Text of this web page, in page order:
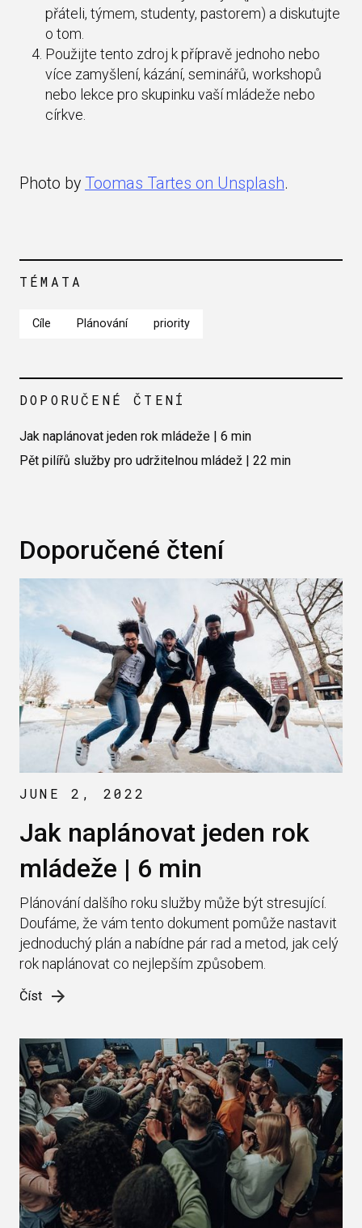
přáteli, týmem, studenty, pastorem) a diskutujte
o tom.
Použijte tento zdroj k přípravě jednoho nebo
více zamyšlení, kázání, seminářů, workshopů
nebo lekce pro skupinku vaší mládeže nebo
církve.
Photo by Toomas Tartes on Unsplash.
TÉMATA
Cíle Plánování priority
DOPORUČENÉ ČTENÍ
Jak naplánovat jeden rok mládeže | 6 min
Pět pilířů služby pro udržitelnou mládež | 22 min
Doporučené čtení
JUNE 2, 2022
Jak naplánovat jeden rok
mládeže | 6 min
Plánování dalšího roku služby může být stresující.
Doufáme, že vám tento dokument pomůže nastavit
jednoduchý plán a nabídne pár rad a metod, jak celý
rok naplánovat co nejlepším způsobem.
Číst